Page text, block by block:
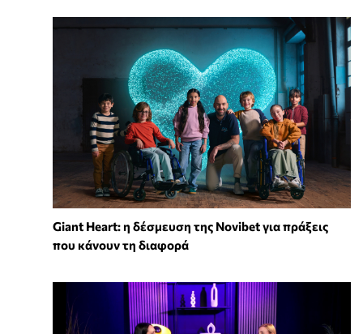
Giant Heart: η δέσμευση της Novibet για πράξεις
που κάνουν τη διαφορά